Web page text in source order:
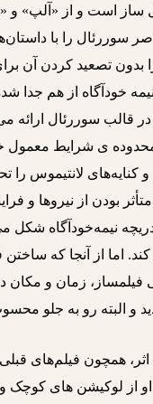
ساز است و از «آلپ» و
سوررئال را با
بدون تصعید کردن آن
خودآگاه از هم جدا
قالب سوررئال ارائه
محدوده ی شرایط معمول
لانتیموس را
بودن از نیروها و
نیمه‌خودآگاه
اما از آنجا که
فیلمساز، زمان و مکان
و البته رو به جلو
اثر، همچون فیلم‌های
از لوکیشن های کوچک